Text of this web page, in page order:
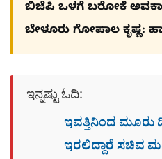
ಬಿಜೆಪಿ ಒಳಗೆ ಬರೋಕೆ
ಬೇಳೂರು ಗೋಪಾಲ ಕೃಷ್ಣ:
ಇನ್ನಷ್ಟು ಓದಿ:
ಇವತ್ತಿನಿಂದ ಮೂರು
ಇರಲಿದ್ದಾರೆ ಸಚಿವ